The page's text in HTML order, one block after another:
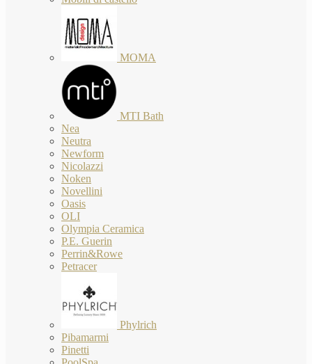
MOMA
MTI Bath
Nea
Neutra
Newform
Nicolazzi
Noken
Novellini
Oasis
OLI
Olympia Ceramica
P.E. Guerin
Perrin&Rowe
Petracer
Phylrich
Pibamarmi
Pinetti